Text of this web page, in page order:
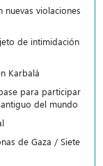
nuevas violaciones
de intimidación
Karbalá
para participar
del mundo
de Gaza / Siete